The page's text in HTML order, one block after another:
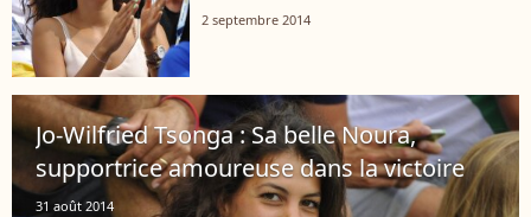
2 septembre 2014
Jo-Wilfried Tsonga : Sa belle Noura,
supportrice amoureuse dans la victoire
31 août 2014